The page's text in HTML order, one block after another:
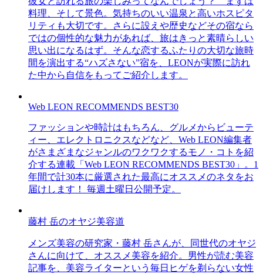
料理、そして景色。気持ちのいい温泉と高いホスピタ
リティも大切です。さらに設えや歴史などその宿なら
ではの個性的な魅力があれば、旅はきっと素晴らしい
思い出になるはず。そんな恋するふたりの大切な旅時
間を演出する“ハズさない”宿を、LEONが実際に訪れ
た中から自信をもってご紹介します。
Web LEON RECOMMENDS BEST30
ファッションや時計はもちろん、グルメからビューテ
ィー、エレクトロニクスなどなど、Web LEON編集者
がさまざまなジャンルのワクワクするモノ・コトを紹
介する連載「Web LEON RECOMMENDS BEST30」。1
年間で計30本に厳選された最高にオススメのネタをお
届けします！ 毎週土曜日公開予定。
藤村 岳のオヤジ美容道
メンズ美容の研究家・藤村 岳さんが、同世代のオヤジ
さんに向けて、オススメ美容を紹介。男性が読む美容
記事を、美容ライターという毎日ヒゲを剃らない女性